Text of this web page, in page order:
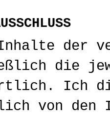
der
die
Ich
von den